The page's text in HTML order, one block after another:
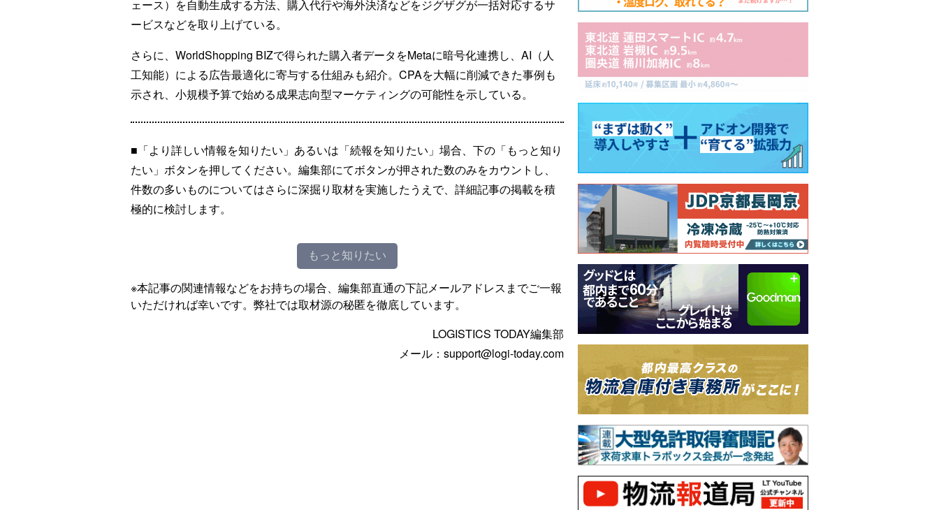
ェース）を自動生成する方法、購入代行や海外決済などをジグザグが一括対応するサ
ービスなどを取り上げている。
さらに、WorldShopping BIZで得られた購入者データをMetaに暗号化連携し、AI（人
工知能）による広告最適化に寄与する仕組みも紹介。CPAを大幅に削減できた事例も
示され、小規模予算で始める成果志向型マーケティングの可能性を示している。
■「より詳しい情報を知りたい」あるいは「続報を知りたい」場合、下の「もっと知り
たい」ボタンを押してください。編集部にてボタンが押された数のみをカウントし、
件数の多いものについてはさらに深掘り取材を実施したうえで、詳細記事の掲載を積
極的に検討します。
もっと知りたい
※本記事の関連情報などをお持ちの場合、編集部直通の下記メールアドレスまでご一報
いただければ幸いです。弊社では取材源の秘匿を徹底しています。
LOGISTICS TODAY編集部
メール：support@logi-today.com